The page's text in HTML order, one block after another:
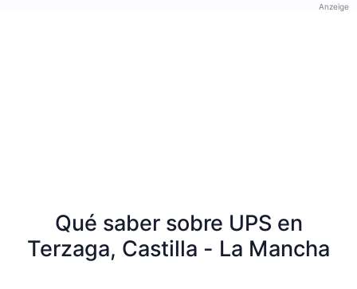
Anzeige
Qué saber sobre UPS en
Terzaga, Castilla - La Mancha